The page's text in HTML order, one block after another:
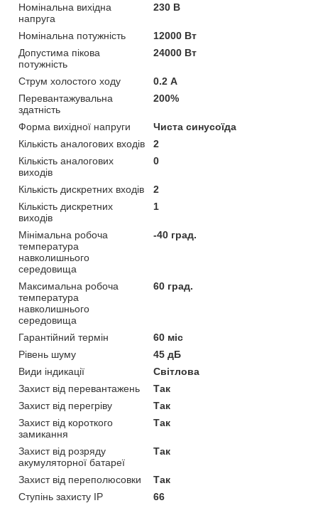
Номінальна вихідна
напруга
230 В
Номінальна потужність
12000 Вт
Допустима пікова
потужність
24000 Вт
Струм холостого ходу
0.2 А
Перевантажувальна
здатність
200%
Форма вихідної напруги
Чиста синусоїда
Кількість аналогових входів
2
Кількість аналогових
виходів
0
Кількість дискретних входів
2
Кількість дискретних
виходів
1
Мінімальна робоча
температура
навколишнього
середовища
-40 град.
Максимальна робоча
температура
навколишнього
середовища
60 град.
Гарантійний термін
60 міс
Рівень шуму
45 дБ
Види індикації
Світлова
Захист від перевантажень
Так
Захист від перегріву
Так
Захист від короткого
замикання
Так
Захист від розряду
акумуляторної батареї
Так
Захист від переполюсовки
Так
Ступінь захисту IP
66